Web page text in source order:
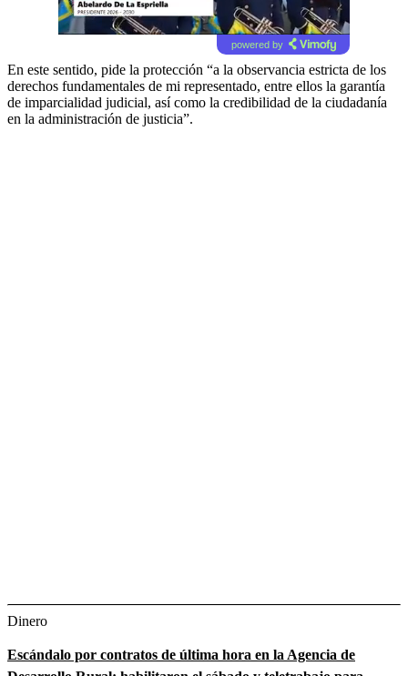
powered by
En este sentido, pide la protección “a la observancia estricta de los
derechos fundamentales de mi representado, entre ellos la garantía
de imparcialidad judicial, así como la credibilidad de la ciudadanía
en la administración de justicia”.
Dinero
Escándalo por contratos de última hora en la Agencia de